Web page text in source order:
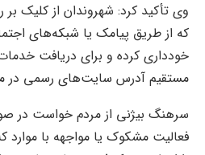
وی تأکید کرد: شهروندان از کلیک
که از طریق پیامک یا شبکه‌های
خودداری کرده و برای دریافت
مستقیم آدرس سایت‌های رسمی در
سرهنگ بیژنی از مردم خواست در
فعالیت مشکوک یا مواجهه با موارد